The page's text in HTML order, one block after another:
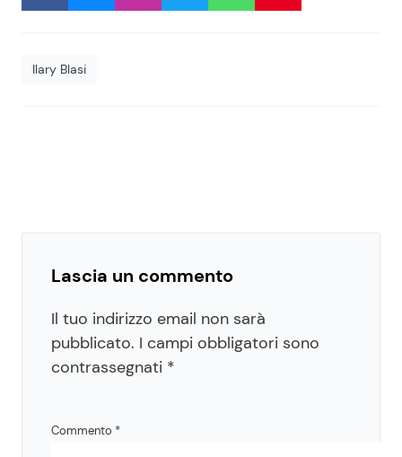
Ilary Blasi
Lascia un commento
Il tuo indirizzo email non sarà
pubblicato. I campi obbligatori sono
contrassegnati *
Commento *